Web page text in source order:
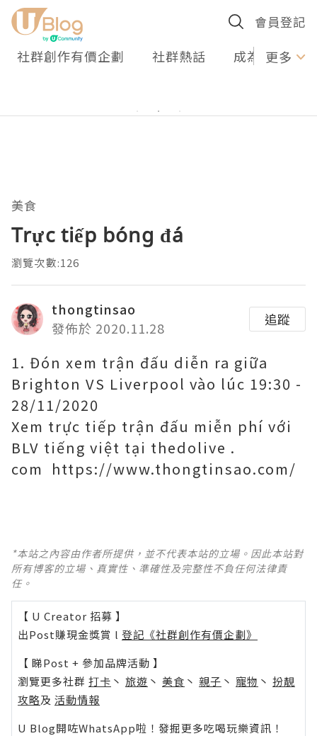
會員登記
社群創作有價企劃 社群熱話 成為U更多
美食
Trực tiếp bóng đá
瀏覽次數:126
thongtinsao
發佈於 2020.11.28
追蹤
1. Đón xem trận đấu diễn ra giữa
Brighton VS Liverpool vào lúc 19:30 -
28/11/2020
Xem trực tiếp trận đấu miễn phí với
BLV tiếng việt tại thedolive .
com https://www.thongtinsao.com/
*本站之內容由作者所提供，並不代表本站的立場。因此本站對
所有博客的立場、真實性、準確性及完整性不負任何法律責
任。
【 U Creator 招募 】
出Post賺現金獎賞 l 登記《社群創作有價企劃》
【 睇Post + 參加品牌活動 】
瀏覽更多社群 打卡 丶 旅遊 丶 美食 丶 親子 丶 寵物 丶 扮靚
攻略及 活動情報
U Blog開咗WhatsApp啦！發掘更多吃喝玩樂資訊！